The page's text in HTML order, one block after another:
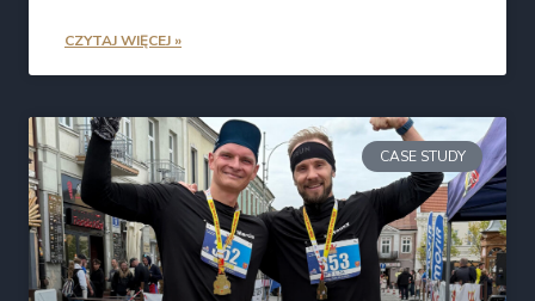
CZYTAJ WIĘCEJ »
CASE STUDY